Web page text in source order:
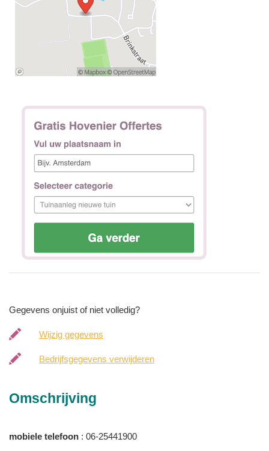
Gegevens onjuist of niet volledig?
Wijzig gegevens
Bedrijfsgegevens verwijderen
Omschrijving
mobiele telefoon : 06-25441900